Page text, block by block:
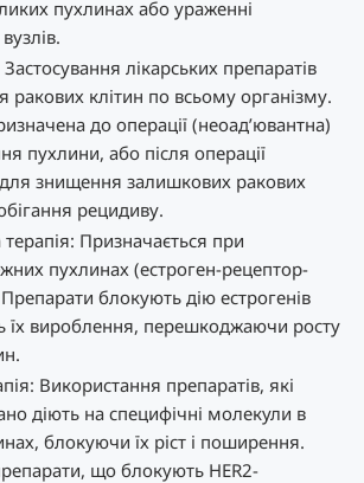
пухлинах або ураженні
Застосування лікарських препаратів
ракових клітин по всьому організму.
до операції (неоад’ювантна)
пухлини, або після операції
знищення залишкових ракових
рецидиву.
Призначається при
пухлинах (естроген-рецептор-
блокують дію естрогенів
їх вироблення, перешкоджаючи росту
Використання препаратів, які
діють на специфічні молекули в
блокуючи їх ріст і поширення.
що блокують HER2-